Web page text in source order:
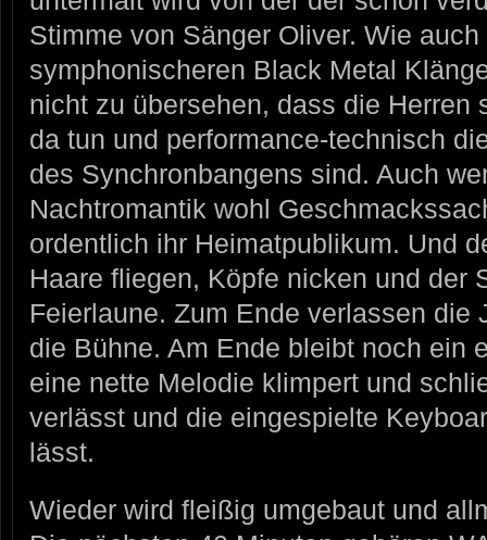
Stimme von Sänger Oliver. Wie
symphonischeren Black Metal
nicht zu übersehen, dass die Herren
da tun und performance-technisch
des Synchronbangens sind. Auch
Nachtromantik wohl
ordentlich ihr Heimatpublikum. Und
Haare fliegen, Köpfe nicken und der
Feierlaune. Zum Ende verlassen die
die Bühne. Am Ende bleibt noch ein
eine nette Melodie klimpert und
verlässt und die eingespielte
lässt.
Wieder wird fleißig umgebaut und